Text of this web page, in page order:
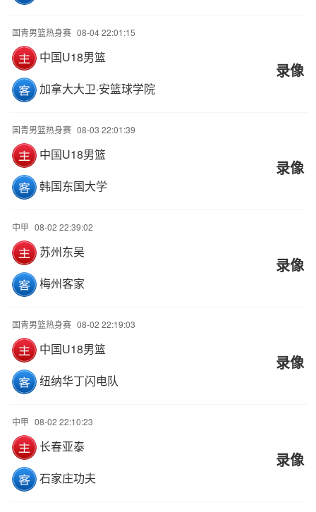
国青男篮热身赛 08-04 22:01:15
中国U18男篮
加拿大大卫·安篮球学院
录像
国青男篮热身赛 08-03 22:01:39
中国U18男篮
韩国东国大学
录像
中甲 08-02 22:39:02
苏州东吴
梅州客家
录像
国青男篮热身赛 08-02 22:19:03
中国U18男篮
纽纳华丁闪电队
录像
中甲 08-02 22:10:23
长春亚泰
石家庄功夫
录像